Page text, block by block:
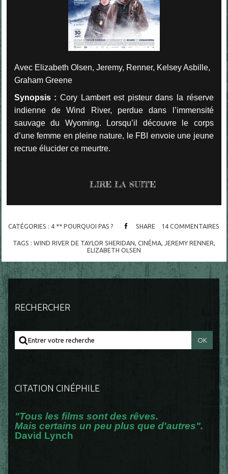
Avec Elizabeth Olsen, Jeremy, Renner, Kelsey Asbille,
Graham Greene
Synopsis : Cory Lambert est pisteur dans la réserve
indienne de Wind River, perdue dans l’immensité
sauvage du Wyoming. Lorsqu’il découvre le corps
d’une femme en pleine nature, le FBI envoie une jeune
recrue élucider ce meurtre.
LIRE LA SUITE
CATÉGORIES : 4 ** POURQUOI PAS ? SHARE 14 COMMENTAIRES
TAGS : WIND RIVER DE TAYLOR SHERIDAN CINÉMA, JEREMY RENNER
ELIZABETH OLSEN
RECHERCHER
CITATION CINÉPHILE
"Tous les films sont des rêves.
Mais certains un peu plus que d'autres".
David Lynch